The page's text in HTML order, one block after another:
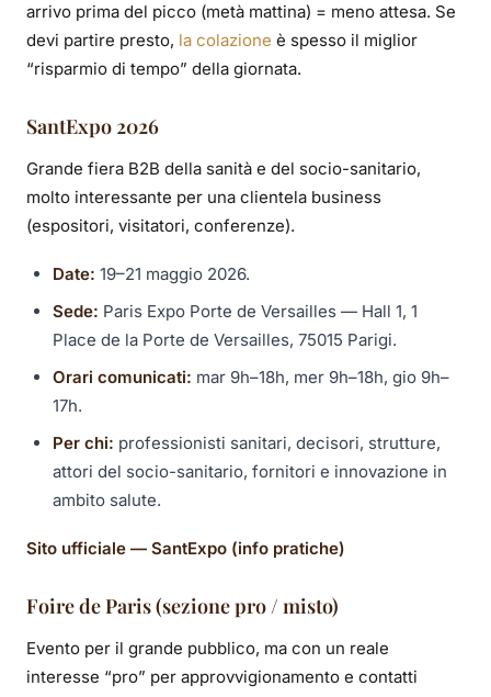
arrivo prima del picco (metà mattina) = meno attesa. Se
devi partire presto, la colazione è spesso il miglior
“risparmio di tempo” della giornata.
SantExpo 2026
Grande fiera B2B della sanità e del socio-sanitario,
molto interessante per una clientela business
(espositori, visitatori, conferenze).
Date: 19–21 maggio 2026.
Sede: Paris Expo Porte de Versailles — Hall 1, 1
Place de la Porte de Versailles, 75015 Parigi.
Orari comunicati: mar 9h–18h, mer 9h–18h, gio 9h–
17h.
Per chi: professionisti sanitari, decisori, strutture,
attori del socio-sanitario, fornitori e innovazione in
ambito salute.
Sito ufficiale — SantExpo (info pratiche)
Foire de Paris (sezione pro / misto)
Evento per il grande pubblico, ma con un reale
interesse “pro” per approvvigionamento e contatti